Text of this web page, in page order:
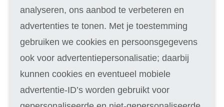
Gezonde voeding
Gezondheidscoach
Gitaar spelen
Grafisch vormgever Creative Cloud
Groepsdynamica
analyseren, ons aanbod te verbeteren en
advertenties te tonen. Met je toestemming
gebruiken we cookies en persoonsgegevens
ook voor advertentiepersonalisatie; daarbij
kunnen cookies en eventueel mobiele
advertentie-ID’s worden gebruikt voor